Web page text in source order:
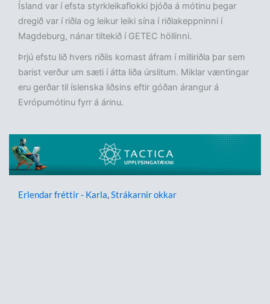
Ísland var í efsta styrkleikaflokki þjóða á mótinu þegar
dregið var í riðla og leikur leiki sína í riðlakeppninni í
Magdeburg, nánar tiltekið í GETEC höllinni.
Þrjú efstu lið hvers riðils komast áfram í milliriðla þar sem
barist verður um sæti í átta liða úrslitum. Miklar væntingar
eru gerðar til íslenska liðsins eftir góðan árangur á
Evrópumótinu fyrr á árinu.
Erlendar fréttir - Karla,Strákarnir okkar